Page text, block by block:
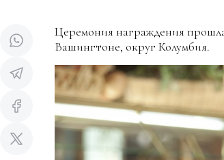
Церемония награждения
Вашингтоне, округ Колумбия.